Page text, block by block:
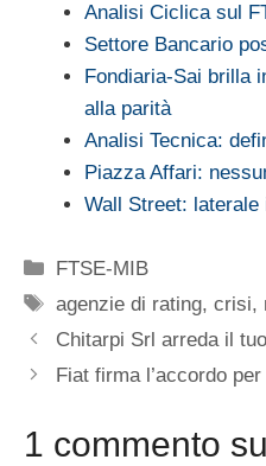
Analisi Ciclica sul
Settore Bancario
Fondiaria-Sai brilla
alla parità
Analisi Tecnica:
Piazza Affari:
Wall Street:
Categorie
FTSE-MIB
Tag
agenzie di rating,crisi,
Chitarpi Srl arreda il
Fiat firma l’accordo
1 commento